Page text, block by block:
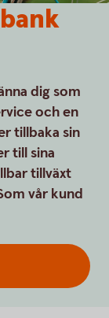
dig som
och en
tillbaka sin
till sina
tillväxt
vår kund